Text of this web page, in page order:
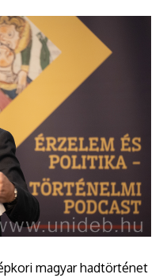
magyar hadtörténet